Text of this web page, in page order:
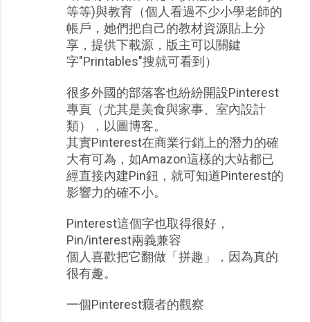
等等)與教育（個人看過不少小學老師的
帳戶，她們把自己的教材資源貼上分
享，提供下載源，版主可以關鍵
字"Printables"搜就可看到）
很多外國的部落客也紛紛開設Pinterest
專頁（尤其是美食與家事、室內設計
類），以圖博客。
其實Pinterest在商業行銷上的潛力的確
大有可為，如Amazon這樣的大站都已
經直接內建Pin鈕，就可知道Pinterest的
影響力的確不小。
Pinterest這個字也取得很好，
Pin/interest兩義兼容
個人喜歡把它翻做「拼趣」，因為真的
很有趣。
一個Pinterest癮者的觀察